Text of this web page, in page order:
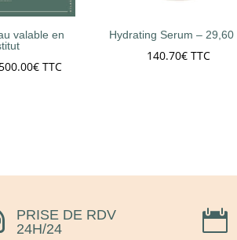
valable en
500.00€Plage
TTC
Hydrating Serum – 29,60
140.70€ TTC
PRISE DE RDV
24H/24
